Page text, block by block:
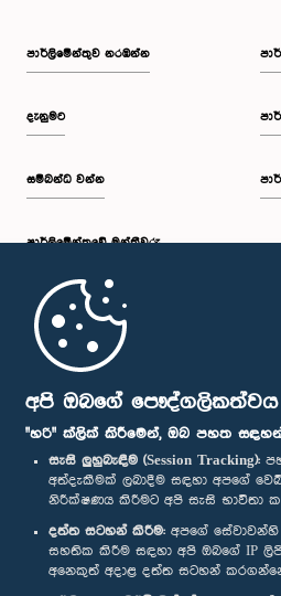
අපි ඔබගේ
"හරි" ක්ලික් කිරීමෙන්, ඔබ පහත
සැසි ලුහුබැඳීම (Session Tracking):
අත්දැකීමක් ලබාදීම සඳහා අපගේ
නිරීක්ෂණය කිරීමට අපි සැසි භාවිතා
දත්ත සටහන් කිරීම: අපගේ
සහතික කිරීම සඳහා අපි ඔබගේ IP
අනෙකුත් අදාළ දත්ත සටහන්
පාර්ලි‌මේන්තුව නරඹන්න
දැනුමට
සම්බන්ධ වන්න
පාර්ලි‌මේන්තුවේ මන්ත්‍රීවරු
මුල් පිටුව
පාර්ලිමේන්තු ජංගම යෙදුම
අප හා සම්බන්ධ වී සිටින්න :